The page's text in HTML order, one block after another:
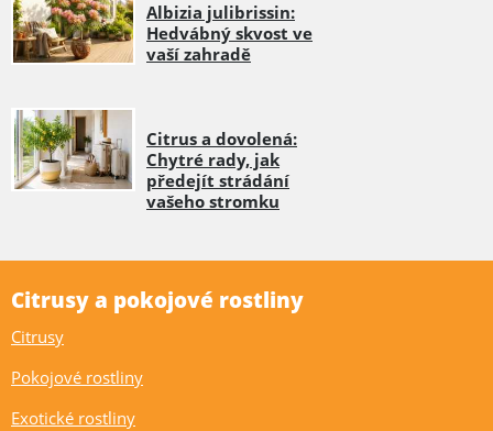
Albizia julibrissin:
Hedvábný skvost ve
vaší zahradě
Citrus a dovolená:
Chytré rady, jak
předejít strádání
vašeho stromku
Citrusy a pokojové rostliny
Citrusy
Pokojové rostliny
Exotické rostliny